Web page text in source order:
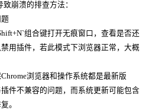
崩溃的排查方法：
组合键打开无痕窗口，查看是否还
用插件，若此模式下浏览器正常，大概
浏览器和操作系统都是最新版
件不兼容的问题，而系统更新可能包含
。